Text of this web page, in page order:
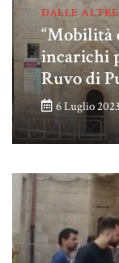
DALLE
“Mobilità
incarichi
Ruvo di
6 Luglio 2023